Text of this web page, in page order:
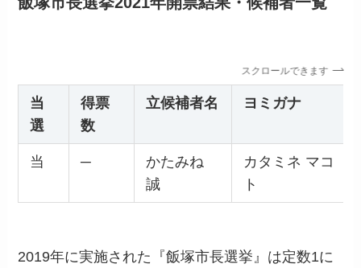
スクロールできます
当
選
得票
数
立候補者名 ヨミガナ
当 ─
かたみね
誠
カタミネ マコ
ト
2019年に実施された『飯塚市長選挙』は定数1に